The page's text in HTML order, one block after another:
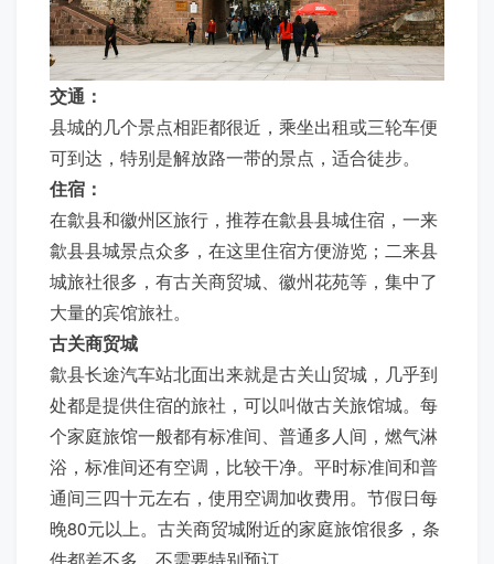
交通：
县城的几个景点相距都很近，乘坐出租或三轮车便
可到达，特别是解放路一带的景点，适合徒步。
住宿：
在歙县和徽州区旅行，推荐在歙县县城住宿，一来
歙县县城景点众多，在这里住宿方便游览；二来县
城旅社很多，有古关商贸城、徽州花苑等，集中了
大量的宾馆旅社。
古关商贸城
歙县长途汽车站北面出来就是古关山贸城，几乎到
处都是提供住宿的旅社，可以叫做古关旅馆城。每
个家庭旅馆一般都有标准间、普通多人间，燃气淋
浴，标准间还有空调，比较干净。平时标准间和普
通间三四十元左右，使用空调加收费用。节假日每
晚80元以上。古关商贸城附近的家庭旅馆很多，条